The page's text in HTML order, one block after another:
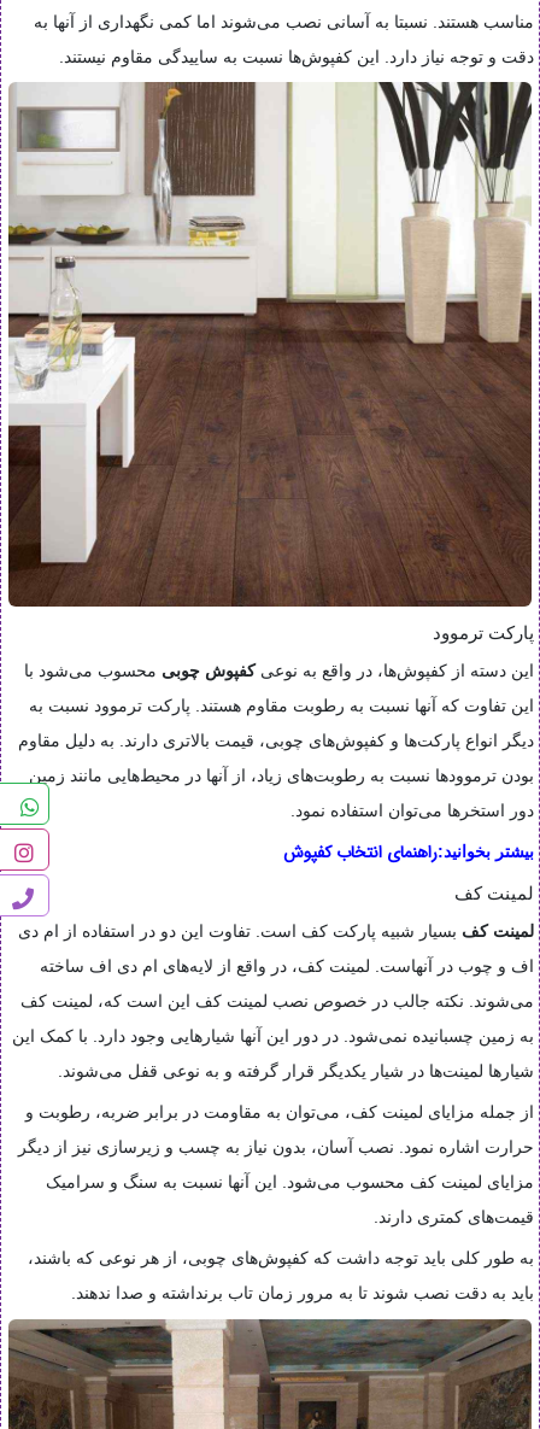
مناسب هستند. نسبتا به آسانی نصب می‌شوند اما کمی نگهداری از آنها به
دقت و توجه نیاز دارد. این کفپوش‌ها نسبت به ساییدگی مقاوم نیستند.
پارکت ترموود
این دسته از کفپوش‌ها، در واقع به نوعیکفپوش چوبی محسوب می‌شود با
این تفاوت که آنها نسبت به رطوبت مقاوم هستند. پارکت ترموود نسبت به
دیگر انواع پارکت‌ها و کفپوش‌های چوبی، قیمت بالاتری دارند. به دلیل مقاوم
بودن ترموود‌ها نسبت به رطوبت‌های زیاد، از آنها در محیط‌هایی مانند زمین
دور استخرها می‌توان استفاده نمود.
بیشتر بخوانید:راهنمای انتخاب کفپوش
لمینت کف
لمینت کف بسیار شبیه پارکت کف است. تفاوت این دو در استفاده از ام دی
اف و چوب در آنهاست. لمینت کف، در واقع از لایه‌های ام دی اف ساخته
می‌شوند. نکته جالب در خصوص نصب لمینت کف این است که، لمینت کف
به زمین چسبانیده نمی‌شود. در دور این آنها شیارهایی وجود دارد. با کمک این
شیار‌ها لمینت‌ها در شیار یکدیگر قرار گرفته و به نوعی قفل می‌شوند.
از جمله مزایای لمینت کف،‌ می‌توان به مقاومت در برابر ضربه، رطوبت و
حرارت اشاره نمود. نصب آسان، بدون نیاز به چسب و زیرسازی نیز از دیگر
مزایای لمینت کف محسوب می‌شود. این آنها نسبت به سنگ و سرامیک
قیمت‌های کمتری دارند.
به طور کلی باید توجه داشت که کفپوش‌های چوبی، از هر نوعی که باشند،
باید به دقت نصب شوند تا به مرور زمان تاب برنداشته و صدا ندهند.